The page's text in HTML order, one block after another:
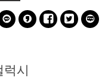
    
럭시